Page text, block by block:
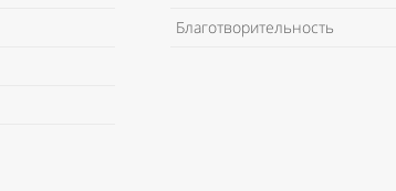
Благотворительность